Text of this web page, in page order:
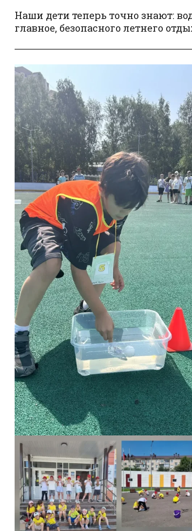
Наши дети теперь точно знают:
главное, безопасного летнего